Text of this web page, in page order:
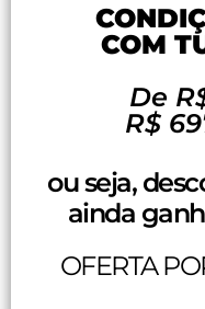
COM
De
R$
ou seja,
ainda
OFERTA